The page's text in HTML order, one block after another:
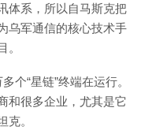
体系，所以自马斯克把
乌军通信的核心技术手
。
个“星链”终端在运行。
和很多企业，尤其是它
克。